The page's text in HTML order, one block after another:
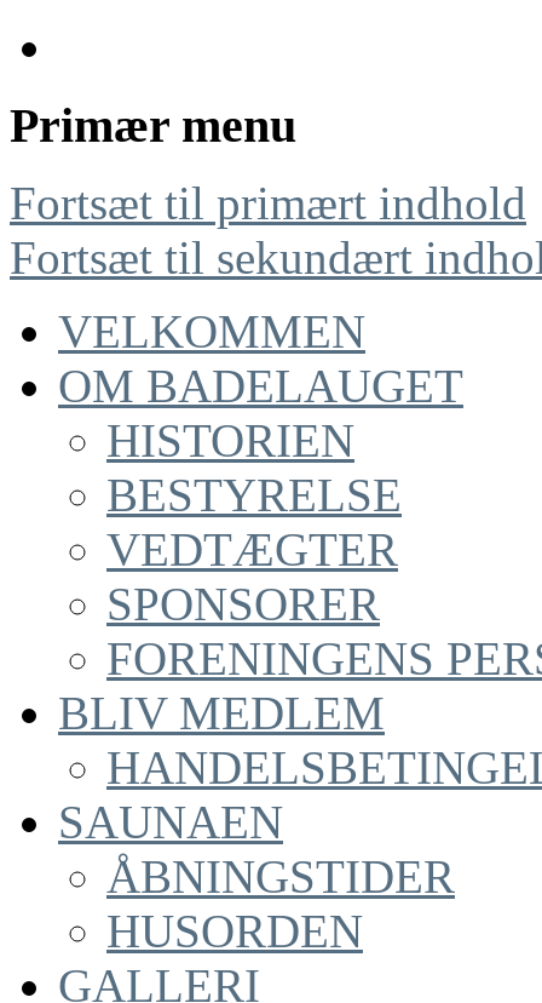
Primær menu
Fortsæt til primært indhold
Fortsæt til sekundært
VELKOMMEN
OM BADELAUGET
HISTORIEN
BESTYRELSE
VEDTÆGTER
SPONSORER
FORENINGENS
BLIV MEDLEM
SAUNAEN
ÅBNINGSTIDER
HUSORDEN
GALLERI